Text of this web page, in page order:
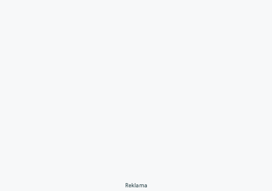
Reklama